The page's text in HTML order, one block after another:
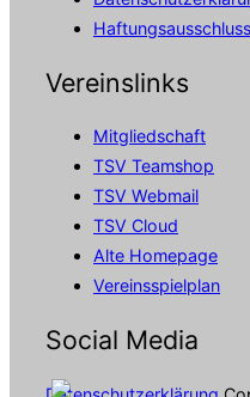
Haftungsausschluss
Vereinslinks
Mitgliedschaft
TSV Teamshop
TSV Webmail
TSV Cloud
Alte Homepage
Vereinsspielplan
Social Media